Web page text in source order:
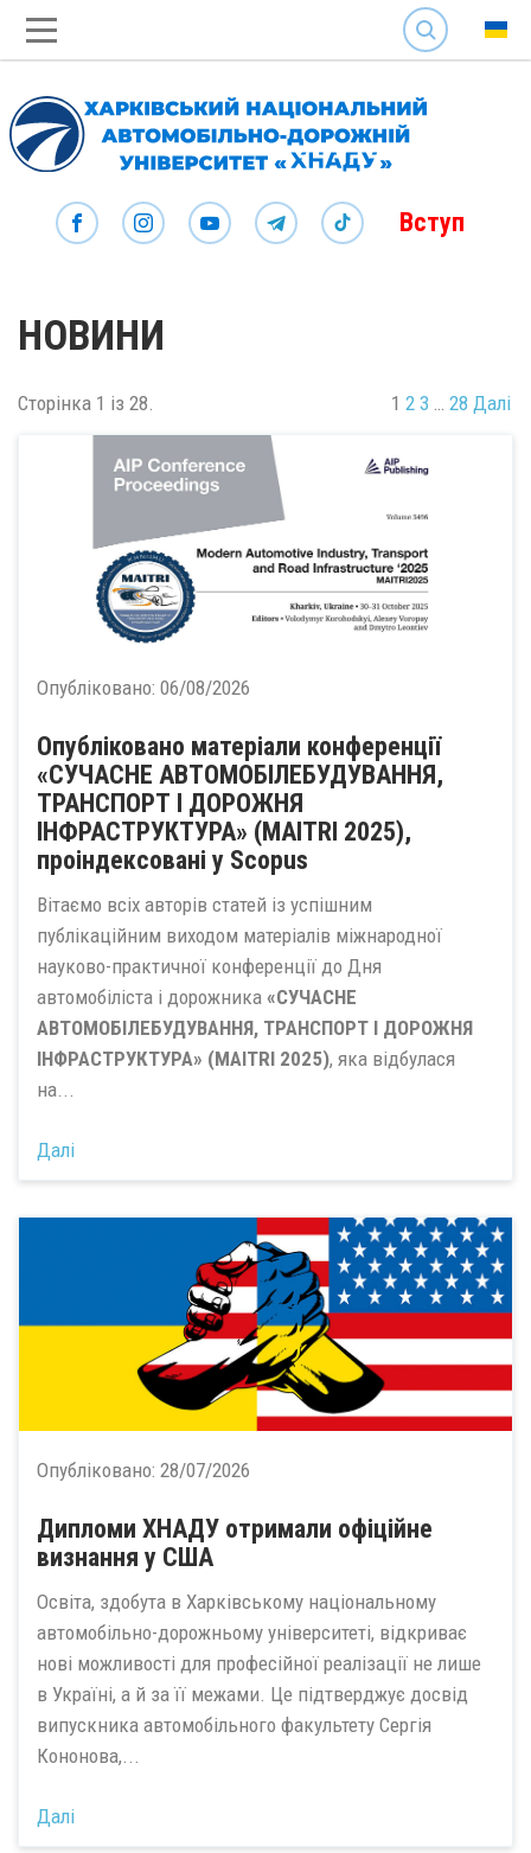
SEARCH
Вступ
НОВИНИ
Сторінка 1 із 28. 1 2 3 … 28 Далі
Опубліковано: 06/08/2026
Опубліковано матеріали конференції
«СУЧАСНЕ АВТОМОБІЛЕБУДУВАННЯ,
ТРАНСПОРТ І ДОРОЖНЯ
ІНФРАСТРУКТУРА» (MAITRI 2025),
проіндексовані у Scopus
Вітаємо всіх авторів статей із успішним
публікаційним виходом матеріалів міжнародної
науково-практичної конференції до Дня
автомобіліста і дорожника «СУЧАСНЕ
АВТОМОБІЛЕБУДУВАННЯ, ТРАНСПОРТ І ДОРОЖНЯ
ІНФРАСТРУКТУРА» (MAITRI 2025), яка відбулася
на...
Далі
Опубліковано: 28/07/2026
Дипломи ХНАДУ отримали офіційне
визнання у США
Освіта, здобута в Харківському національному
автомобільно-дорожньому університеті, відкриває
нові можливості для професійної реалізації не лише
в Україні, а й за її межами. Це підтверджує досвід
випускника автомобільного факультету Сергія
Кононова,...
Далі